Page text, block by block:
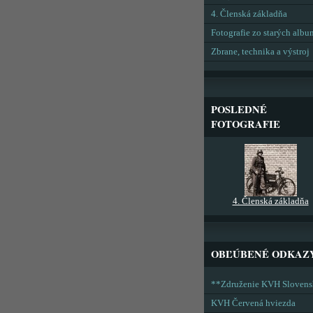
4. Členská základňa
Fotografie zo starých
Zbrane, technika a výstroj
POSLEDNÉ
FOTOGRAFIE
4. Členská základňa
OBĽÚBENÉ
**Združenie KVH
KVH Červená hviezda